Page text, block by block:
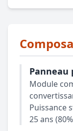
Panneau
Module
Puissance
25 ans